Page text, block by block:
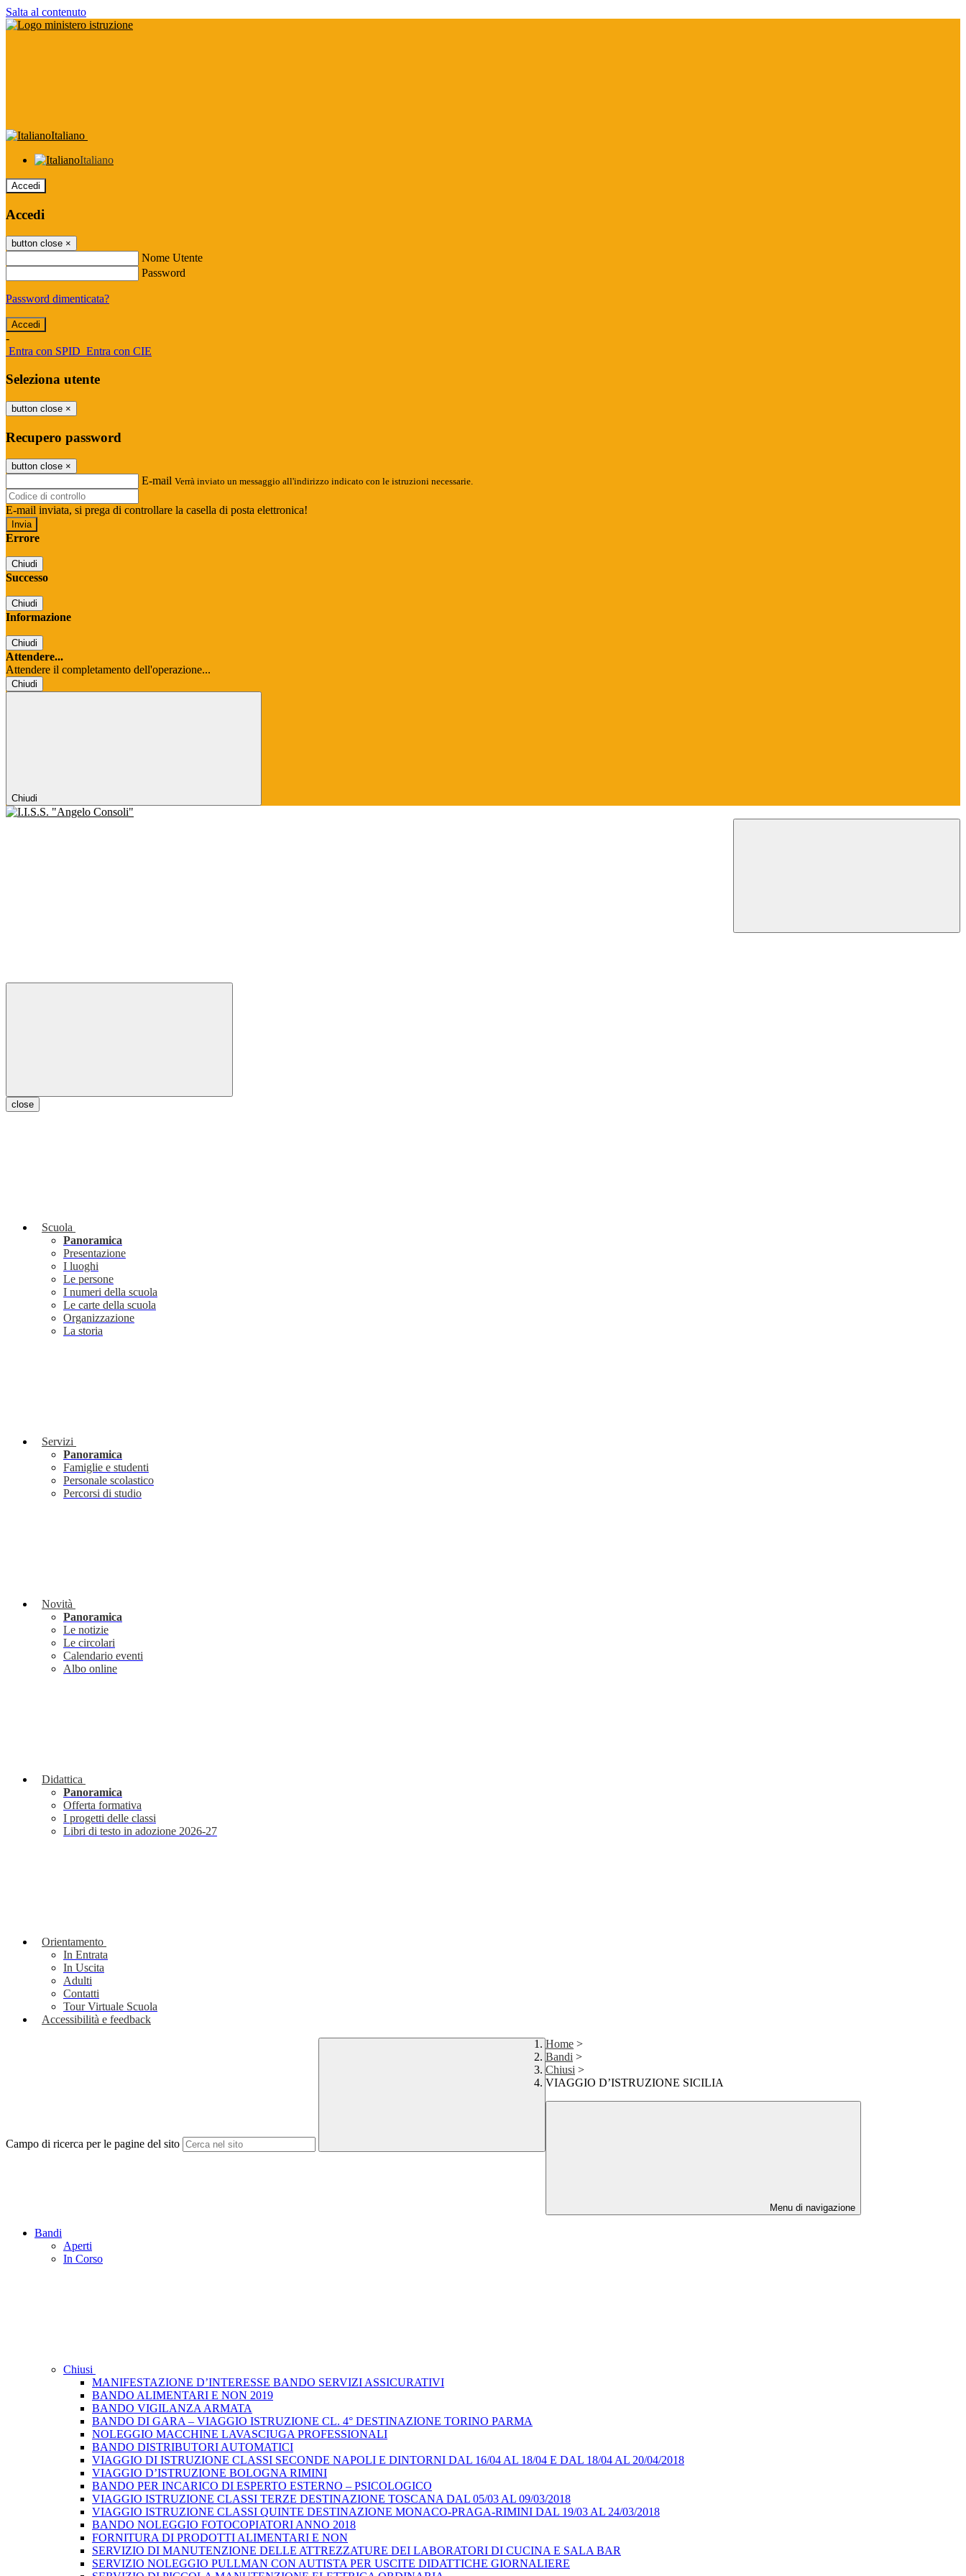
Salta al contenuto
Italiano
Italiano
Accedi
Accedi
button close ×
Nome Utente
Password
Password dimenticata?
-
Entra con SPID Entra con CIE
Seleziona utente
button close ×
Recupero password
button close ×
E-mail Verrà inviato un messaggio all'indirizzo indicato con le istruzioni necessarie.
E-mail inviata, si prega di controllare la casella di posta elettronica!
Errore
Chiudi
Successo
Chiudi
Informazione
Chiudi
Attendere...
Attendere il completamento dell'operazione...
Chiudi
Chiudi
close
Scuola
Panoramica
Presentazione
I luoghi
Le persone
I numeri della scuola
Le carte della scuola
Organizzazione
La storia
Servizi
Panoramica
Famiglie e studenti
Personale scolastico
Percorsi di studio
Novità
Panoramica
Le notizie
Le circolari
Calendario eventi
Albo online
Didattica
Panoramica
Offerta formativa
I progetti delle classi
Libri di testo in adozione 2026-27
Orientamento
In Entrata
In Uscita
Adulti
Contatti
Tour Virtuale Scuola
Accessibilità e feedback
Campo di ricerca per le pagine del sito
Home >
Bandi >
Chiusi >
VIAGGIO D’ISTRUZIONE SICILIA
Menu di navigazione
Bandi
Aperti
In Corso
Chiusi
MANIFESTAZIONE D’INTERESSE BANDO SERVIZI ASSICURATIVI
BANDO ALIMENTARI E NON 2019
BANDO VIGILANZA ARMATA
BANDO DI GARA – VIAGGIO ISTRUZIONE CL. 4° DESTINAZIONE TORINO PARMA
NOLEGGIO MACCHINE LAVASCIUGA PROFESSIONALI
BANDO DISTRIBUTORI AUTOMATICI
VIAGGIO DI ISTRUZIONE CLASSI SECONDE NAPOLI E DINTORNI DAL 16/04 AL 18/04 E DAL 18/04 AL 20/04/2018
VIAGGIO D’ISTRUZIONE BOLOGNA RIMINI
BANDO PER INCARICO DI ESPERTO ESTERNO – PSICOLOGICO
VIAGGIO ISTRUZIONE CLASSI TERZE DESTINAZIONE TOSCANA DAL 05/03 AL 09/03/2018
VIAGGIO ISTRUZIONE CLASSI QUINTE DESTINAZIONE MONACO-PRAGA-RIMINI DAL 19/03 AL 24/03/2018
BANDO NOLEGGIO FOTOCOPIATORI ANNO 2018
FORNITURA DI PRODOTTI ALIMENTARI E NON
SERVIZIO DI MANUTENZIONE DELLE ATTREZZATURE DEI LABORATORI DI CUCINA E SALA BAR
SERVIZIO NOLEGGIO PULLMAN CON AUTISTA PER USCITE DIDATTICHE GIORNALIERE